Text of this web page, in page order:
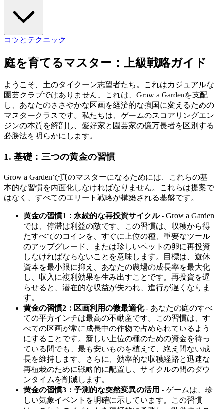
コツとテクニック
庭を育てるマスター：上級戦略ガイド
ようこそ、土のタイクーン志望者たち。これはカジュアルな
園芸クラブではありません。これは、Grow a Gardenを支配
し、あなたのささやかな区画を経済的な強国に変えるための
マスタークラスです。私たちは、ゲームのスコアリングエン
ジンの本質を解剖し、愛好家と園芸家の億万長者を区別する
必勝法を明らかにします。
1. 基礎：三つの黄金の習慣
Grow a Gardenで真のマスターになるためには、これらの基
本的な習慣を内面化しなければなりません。これらは提案で
はなく、すべてのエリート戦略が構築される基盤です。
黄金の習慣1：永続的な再投資サイクル- Grow a Garden
では、停滞は利益の敵です。この習慣は、収穫から得
たすべてのコインを、すぐに上位の種、重要なツール
のアップグレード、または珍しいペットの卵に再投資
しなければならないことを意味します。目標は、遊休
資本を最小限に抑え、あなたの農場の成長率を最大化
し、収入に複利効果を生み出すことです。再投資を遅
らせると、潜在的な収益が失われ、進行が遅くなりま
す。
黄金の習慣2：区画利用の微最適化- あなたの庭のすべ
ての平方インチは最高の不動産です。この習慣は、す
べての区画が常に成長中の作物で占められているよう
にすることです。新しい上位の種のための資金を待っ
ている間でも、最も安いものを植えて、絶え間ない成
長を維持します。さらに、効率的な収穫経路と迅速な
再植栽のために戦略的に配置し、サイクルの間のダウ
ンタイムを削減します。
黄金の習慣3：予測的な突然変異の活用 - ゲームは、珍
しい気象イベントを明確に示しています。この習慣